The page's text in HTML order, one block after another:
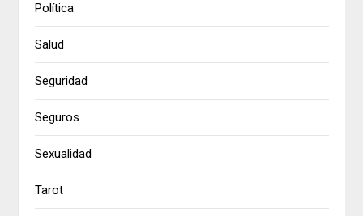
Política
Salud
Seguridad
Seguros
Sexualidad
Tarot